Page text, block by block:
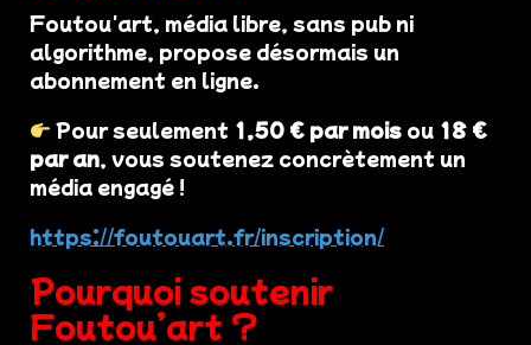
Foutou'art, média libre, sans pub ni
algorithme, propose désormais un
abonnement en ligne.
Pour seulement 1,50 € par mois ou 18 €
par an, vous soutenez concrètement un
média engagé !
https://foutouart.fr/inscription/
Pourquoi soutenir
Foutou’art ?